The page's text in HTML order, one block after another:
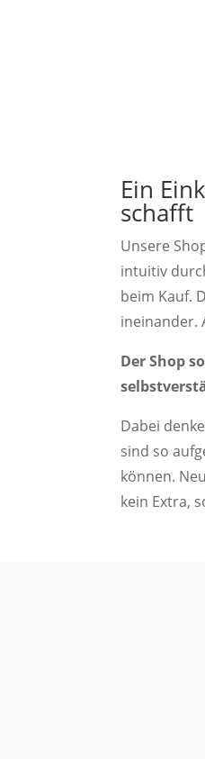
Ein
schafft
Unsere
intuitiv
beim Kauf.
ineinander.
Der Shop
Dabei
sind so
können.
kein Extra,